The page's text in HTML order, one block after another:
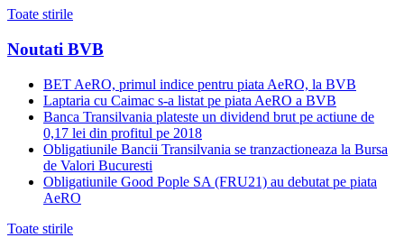
Toate stirile
Noutati BVB
BET AeRO, primul indice pentru piata AeRO, la BVB
Laptaria cu Caimac s-a listat pe piata AeRO a BVB
Banca Transilvania plateste un dividend brut pe actiune de
0,17 lei din profitul pe 2018
Obligatiunile Bancii Transilvania se tranzactioneaza la Bursa
de Valori Bucuresti
Obligatiunile Good Pople SA (FRU21) au debutat pe piata
AeRO
Toate stirile